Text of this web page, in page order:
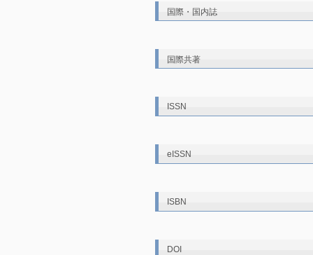
国際・国内誌
国際共著
ISSN
eISSN
ISBN
DOI